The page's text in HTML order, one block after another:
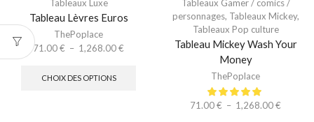
Tableaux Luxe
Tableau Lèvres Euros
ThePoplace
71.00€ – 1,268.00€
CHOIX DES OPTIONS
Tableaux Gamer / comics /
personnages, Tableaux Mickey,
Tableaux Pop culture
Tableau Mickey Wash Your
Money
ThePoplace
71.00€ – 1,268.00€